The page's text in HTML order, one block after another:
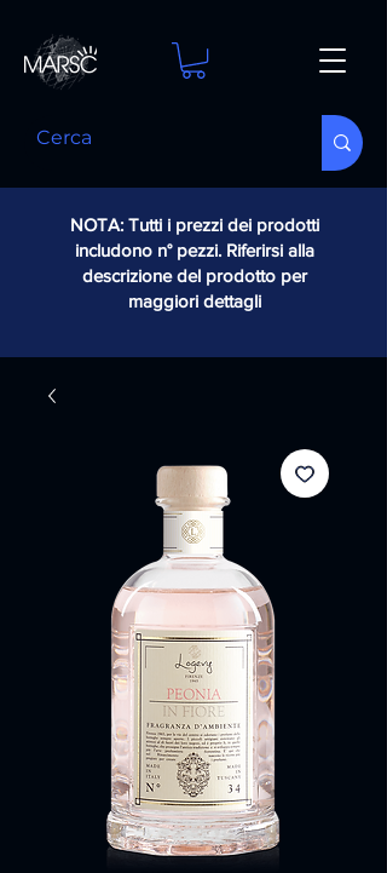
NOTA: Tutti i prezzi dei prodotti
includono n° pezzi. Riferirsi alla
descrizione del prodotto per
maggiori dettagli